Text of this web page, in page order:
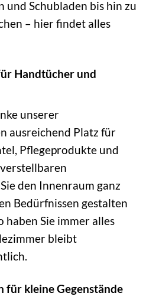
und Schubladen bis hin zu
– hier findet alles
Handtücher und
unserer
ausreichend Platz für
Pflegeprodukte und
den Innenraum ganz
Bedürfnissen gestalten
haben Sie immer alles
bleibt
für kleine Gegenstände